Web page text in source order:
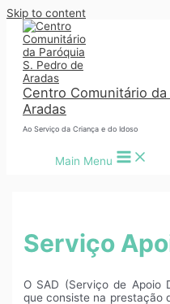
Skip to content
Centro Comunitário
Aradas
Ao Serviço da Criança e do Idoso
Main Menu
Serviço
O SAD (Serviço de Apoio
que consiste na prestação